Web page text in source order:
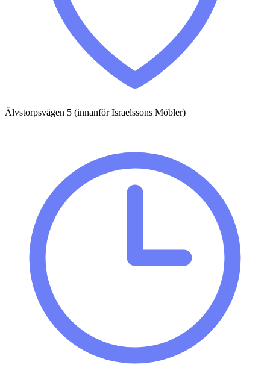
Älvstorpsvägen 5 (innanför Israelssons Möbler)